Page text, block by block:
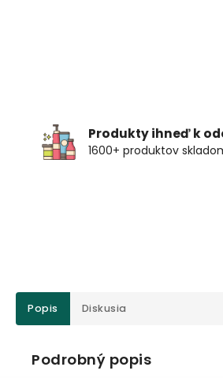
Produkty ihneď k
1600+ produktov
Popis Diskusia
Podrobný popis